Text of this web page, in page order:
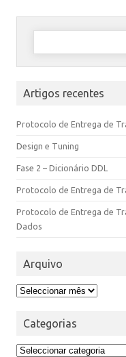
Artigos recentes
Protocolo de Entrega de
Design e Tuning
Fase 2 – Dicionário DDL
Protocolo de Entrega de
Protocolo de Entrega de
Dados
Arquivo
Categorias